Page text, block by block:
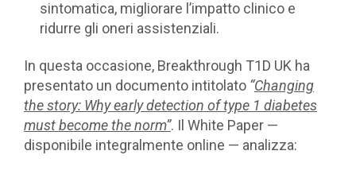
sintomatica, migliorare l’impatto clinico e
ridurre gli oneri assistenziali.
In questa occasione, Breakthrough T1D UK ha
presentato un documento intitolato “Changing
the story: Why early detection of type 1 diabetes
must become the norm”. Il White Paper —
disponibile integralmente online — analizza: